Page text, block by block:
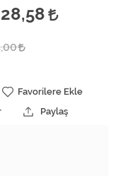
28,58
Favorilere Ekle
Paylaş